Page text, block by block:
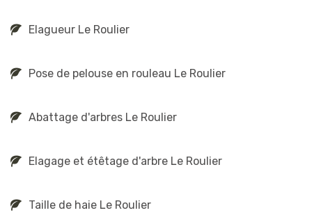
Elagueur Le Roulier
Pose de pelouse en rouleau Le Roulier
Abattage d'arbres Le Roulier
Elagage et étêtage d'arbre Le Roulier
Taille de haie Le Roulier